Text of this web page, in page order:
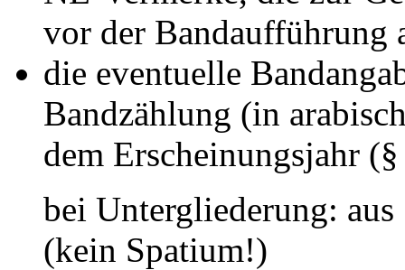
vor der Bandaufführung
die eventuelle
Bandzählung (in
dem Erscheinungsjahr
bei Untergliederung:
(kein Spatium!)